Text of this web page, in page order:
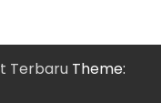
Terbaru Theme: